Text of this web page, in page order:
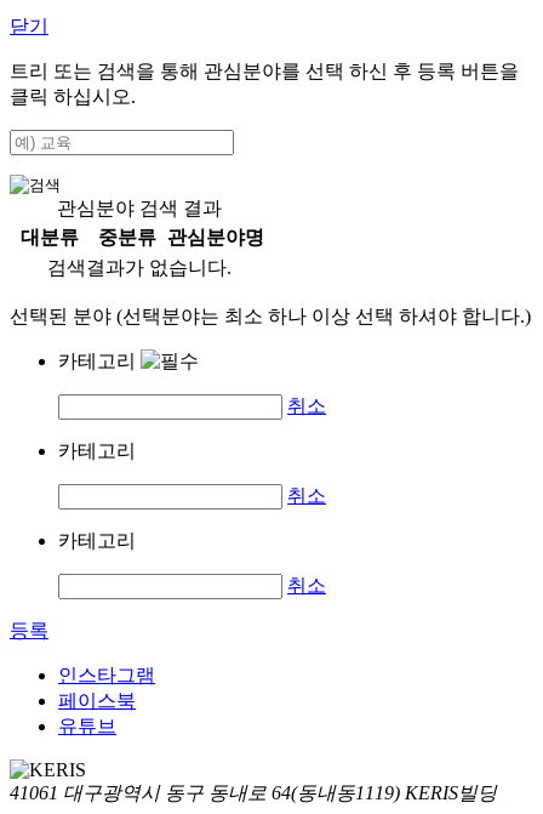
닫기
트리 또는 검색을 통해 관심분야를 선택 하신 후 등록 버튼을
클릭 하십시오.
관심분야 검색 결과
대분류
중분류
관심분야명
검색결과가 없습니다.
선택된 분야 (선택분야는 최소 하나 이상 선택 하셔야 합니다.)
카테고리
취소
카테고리
취소
카테고리
취소
등록
인스타그램
페이스북
유튜브
41061 대구광역시 동구 동내로 64(동내동1119) KERIS빌딩